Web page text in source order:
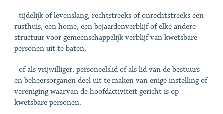
- tijdelijk of levenslang, rechtstreeks of onrechtstreeks een
rusthuis, een home, een bejaardenverblijf of elke andere
structuur voor gemeenschappelijk verblijf van kwetsbare
personen uit te baten,
- of als vrijwilliger, personeelslid of als lid van de bestuurs-
en beheersorganen deel uit te maken van enige instelling of
vereniging waarvan de hoofdactiviteit gericht is op
kwetsbare personen.